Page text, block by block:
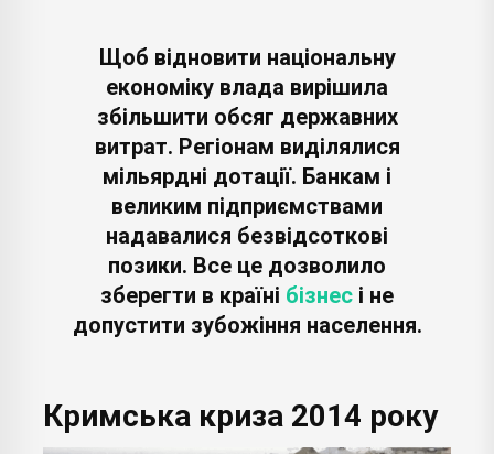
Щоб відновити національну
економіку влада вирішила
збільшити обсяг державних
витрат. Регіонам виділялися
мільярдні дотації. Банкам і
великим підприємствами
надавалися безвідсоткові
позики. Все це дозволило
зберегти в країні бізнес і не
допустити зубожіння населення.
Кримська криза 2014 року